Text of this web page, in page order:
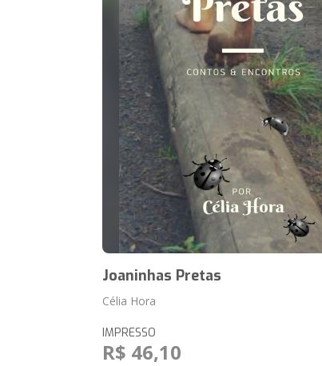
Joaninhas Pretas
Célia Hora
IMPRESSO
R$ 46,10